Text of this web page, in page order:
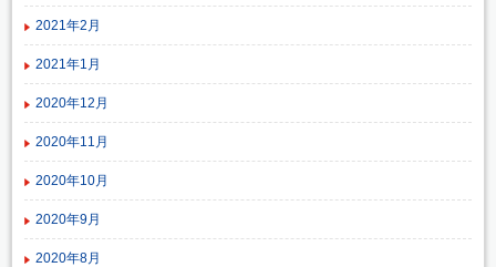
2021年2月
2021年1月
2020年12月
2020年11月
2020年10月
2020年9月
2020年8月